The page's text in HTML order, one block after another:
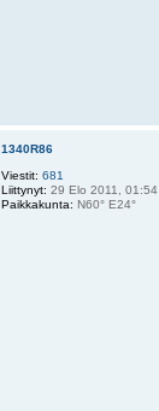
1340R86
Viestit: 681
Liittynyt: 29 Elo 2011, 01:54
Paikkakunta: N60° E24°